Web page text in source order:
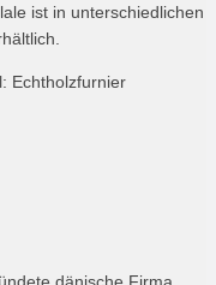
ist in unterschiedlichen
Echtholzfurnier